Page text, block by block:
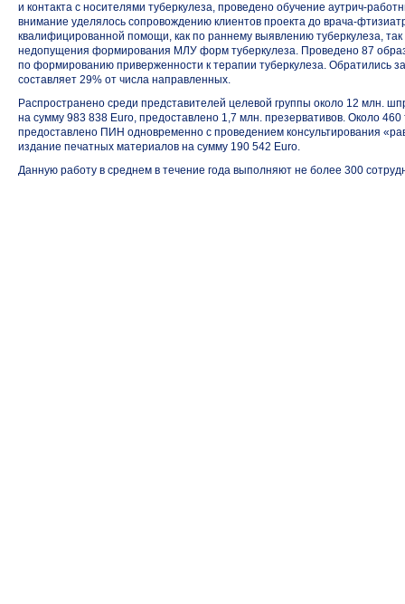
и контакта с носителями туберкулеза, проведено обучение аутрич-
внимание уделялось сопровождению клиентов проекта до врача-
квалифицированной помощи, как по раннему выявлению туберкулеза,
недопущения формирования МЛУ форм туберкулеза. Проведено 87
по формированию приверженности к терапии туберкулеза. Обратились
составляет 29% от числа направленных.
Распространено среди представителей целевой группы около 12 млн.
на сумму 983 838 Euro, предоставлено 1,7 млн. презервативов. Около
предоставлено ПИН одновременно с проведением консультирования
издание печатных материалов на сумму 190 542 Euro.
Данную работу в среднем в течение года выполняют не более 300